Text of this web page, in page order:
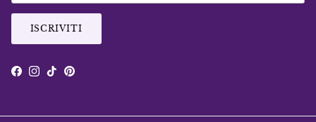
ISCRIVITI
Facebook
Instagram
TikTokPinterest